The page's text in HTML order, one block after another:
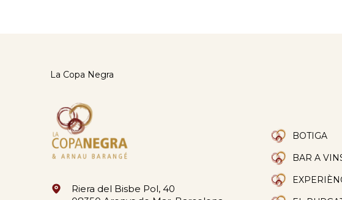
La Copa Negra
Riera del Bisbe Pol, 40
BOTIGA
BAR A